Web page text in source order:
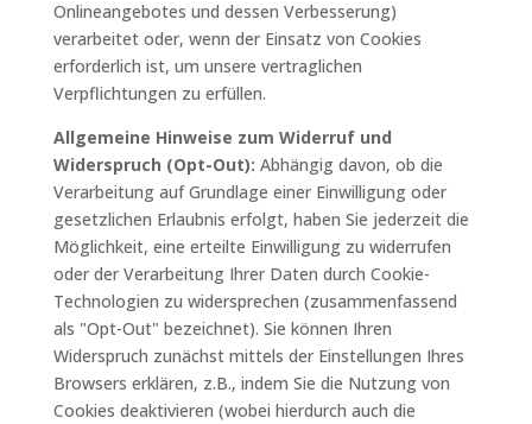
Onlineangebotes und dessen Verbesserung)
verarbeitet oder, wenn der Einsatz von Cookies
erforderlich ist, um unsere vertraglichen
Verpflichtungen zu erfüllen.
Allgemeine Hinweise zum Widerruf und
Widerspruch (Opt-Out): Abhängig davon, ob die
Verarbeitung auf Grundlage einer Einwilligung oder
gesetzlichen Erlaubnis erfolgt, haben Sie jederzeit die
Möglichkeit, eine erteilte Einwilligung zu widerrufen
oder der Verarbeitung Ihrer Daten durch Cookie-
Technologien zu widersprechen (zusammenfassend
als "Opt-Out" bezeichnet). Sie können Ihren
Widerspruch zunächst mittels der Einstellungen Ihres
Browsers erklären, z.B., indem Sie die Nutzung von
Cookies deaktivieren (wobei hierdurch auch die